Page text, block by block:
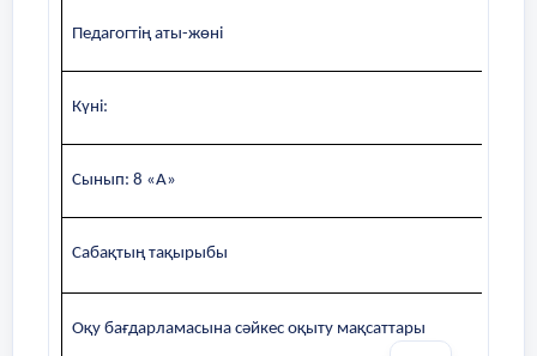
Педагогтің аты-жөні
Күні:
Сынып: 8 «А»
Сабақтың тақырыбы
Оқу бағдарламасына сәйкес оқыту мақсаттары